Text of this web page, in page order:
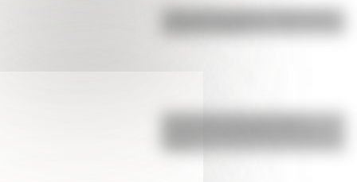
Cruce de los Andes: 5 datos que
Efemérides: tres cosas que